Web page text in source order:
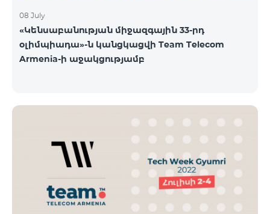
08 July
«Կենսաբանության միջազգային 33-րդ
օլիմպիադա»-ն կանցկացվի Team Telecom
Armenia-ի աջակցությամբ